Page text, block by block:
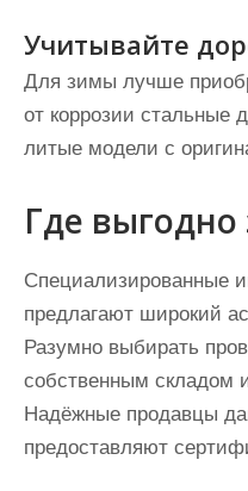
Учитывайте
Для зимы лучше
от коррозии стальные
литые модели с
Где выгодно
Специализированные
предлагают широкий
Разумно выбирать
собственным складом
Надёжные продавцы
предоставляют